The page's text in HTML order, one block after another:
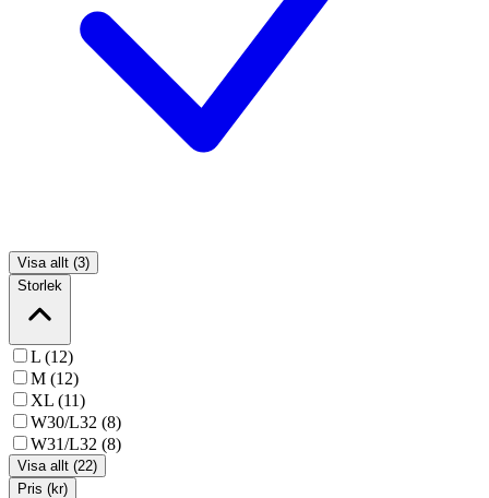
Visa allt (3)
Storlek
L (12)
M (12)
XL (11)
W30/L32 (8)
W31/L32 (8)
Visa allt (22)
Pris (kr)